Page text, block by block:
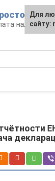
налогов,
Для
сайту: